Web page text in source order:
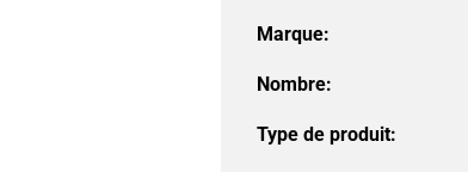
Marque:
Nombre:
Type de produit: